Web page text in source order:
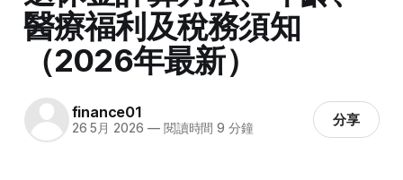
醫療福利及稅務須知
（2026年最新）
finance01
26 5月 2026 —閱讀時間 9 分鐘 分享